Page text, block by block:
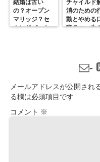
結婚は古い
の？オープン
マリッジ？セ
カンドパート
チャイルド
消のための
動とやめる
癖５つ。生
関係改善方
はここにあ
-
メールアドレスが公開され
る欄は必須項目です
コメント ※